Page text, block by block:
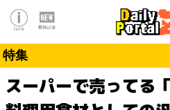
特集
スーパーで売ってる